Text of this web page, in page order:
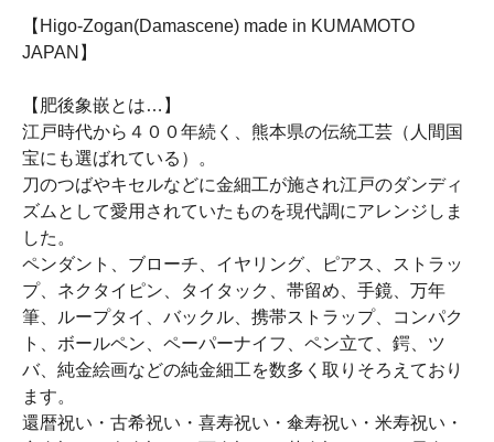
【Higo-Zogan(Damascene) made in KUMAMOTO
JAPAN】
【肥後象嵌とは…】
江戸時代から４００年続く、熊本県の伝統工芸（人間国
宝にも選ばれている）。
刀のつばやキセルなどに金細工が施され江戸のダンディ
ズムとして愛用されていたものを現代調にアレンジしま
した。
ペンダント、ブローチ、イヤリング、ピアス、ストラッ
プ、ネクタイピン、タイタック、帯留め、手鏡、万年
筆、ループタイ、バックル、携帯ストラップ、コンパク
ト、ボールペン、ペーパーナイフ、ペン立て、鍔、ツ
バ、純金絵画などの純金細工を数多く取りそろえており
ます。
還暦祝い・古希祝い・喜寿祝い・傘寿祝い・米寿祝い・